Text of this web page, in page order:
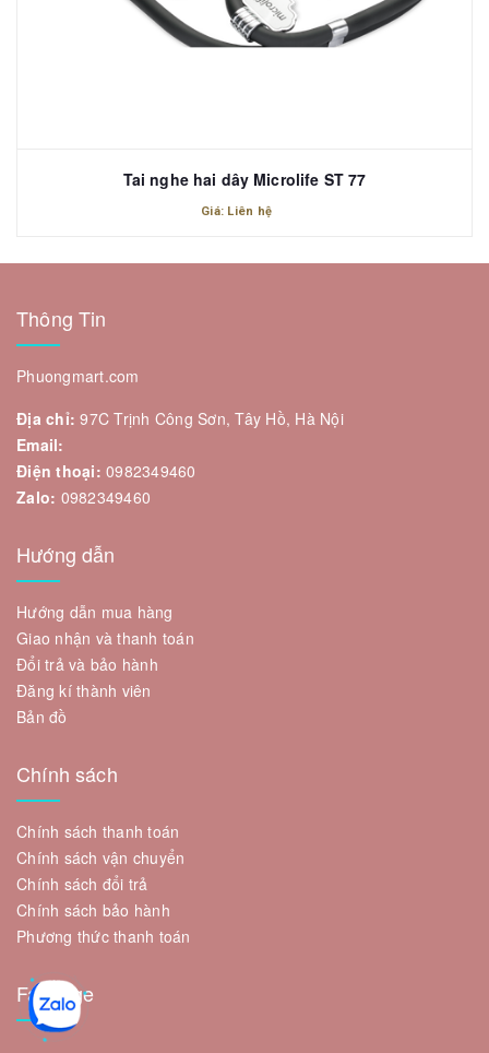
Tai nghe hai dây Microlife ST 77
Giá: Liên hệ
Thông Tin
Phuongmart.com
Địa chỉ: 97C Trịnh Công Sơn, Tây Hồ, Hà Nội
Email:
Điện thoại: 0982349460
Zalo: 0982349460
Hướng dẫn
Hướng dẫn mua hàng
Giao nhận và thanh toán
Đổi trả và bảo hành
Đăng kí thành viên
Bản đồ
Chính sách
Chính sách thanh toán
Chính sách vận chuyển
Chính sách đổi trả
Chính sách bảo hành
Phương thức thanh toán
Fanpage